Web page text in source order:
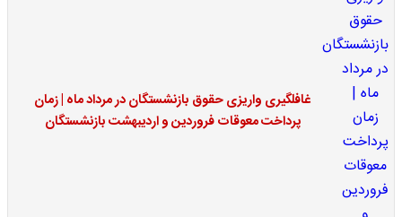
غافلگیری واریزی حقوق بازنشستگان در مرداد ماه | زمان
پرداخت معوقات فروردین و اردیبهشت بازنشستگان